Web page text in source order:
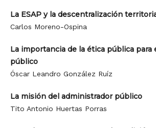
La ESAP y la descentralización
Carlos Moreno-Ospina
La importancia de la ética pública para
público
Óscar Leandro González Ruíz
La misión del administrador público
Tito Antonio Huertas Porras